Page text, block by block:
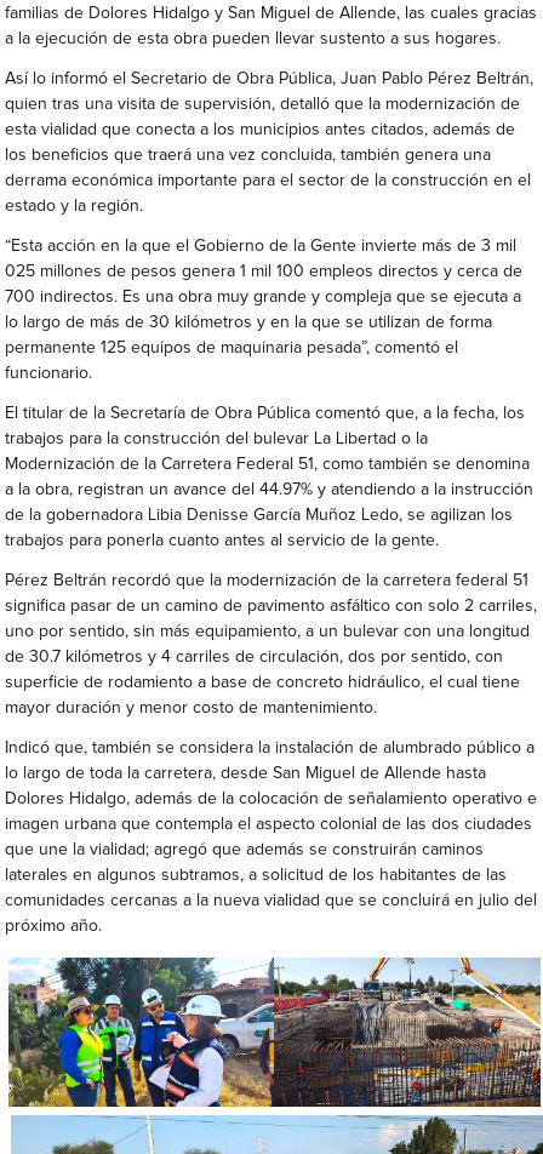
familias de Dolores Hidalgo y San Miguel de Allende, las cuales gracias
a la ejecución de esta obra pueden llevar sustento a sus hogares.
Así lo informó el Secretario de Obra Pública, Juan Pablo Pérez Beltrán,
quien tras una visita de supervisión, detalló que la modernización de
esta vialidad que conecta a los municipios antes citados, además de
los beneficios que traerá una vez concluida, también genera una
derrama económica importante para el sector de la construcción en el
estado y la región.
“Esta acción en la que el Gobierno de la Gente invierte más de 3 mil
025 millones de pesos genera 1 mil 100 empleos directos y cerca de
700 indirectos. Es una obra muy grande y compleja que se ejecuta a
lo largo de más de 30 kilómetros y en la que se utilizan de forma
permanente 125 equipos de maquinaria pesada”, comentó el
funcionario.
El titular de la Secretaría de Obra Pública comentó que, a la fecha, los
trabajos para la construcción del bulevar La Libertad o la
Modernización de la Carretera Federal 51, como también se denomina
a la obra, registran un avance del 44.97% y atendiendo a la instrucción
de la gobernadora Libia Denisse García Muñoz Ledo, se agilizan los
trabajos para ponerla cuanto antes al servicio de la gente.
Pérez Beltrán recordó que la modernización de la carretera federal 51
significa pasar de un camino de pavimento asfáltico con solo 2 carriles,
uno por sentido, sin más equipamiento, a un bulevar con una longitud
de 30.7 kilómetros y 4 carriles de circulación, dos por sentido, con
superficie de rodamiento a base de concreto hidráulico, el cual tiene
mayor duración y menor costo de mantenimiento.
Indicó que, también se considera la instalación de alumbrado público a
lo largo de toda la carretera, desde San Miguel de Allende hasta
Dolores Hidalgo, además de la colocación de señalamiento operativo e
imagen urbana que contempla el aspecto colonial de las dos ciudades
que une la vialidad; agregó que además se construirán caminos
laterales en algunos subtramos, a solicitud de los habitantes de las
comunidades cercanas a la nueva vialidad que se concluirá en julio del
próximo año.